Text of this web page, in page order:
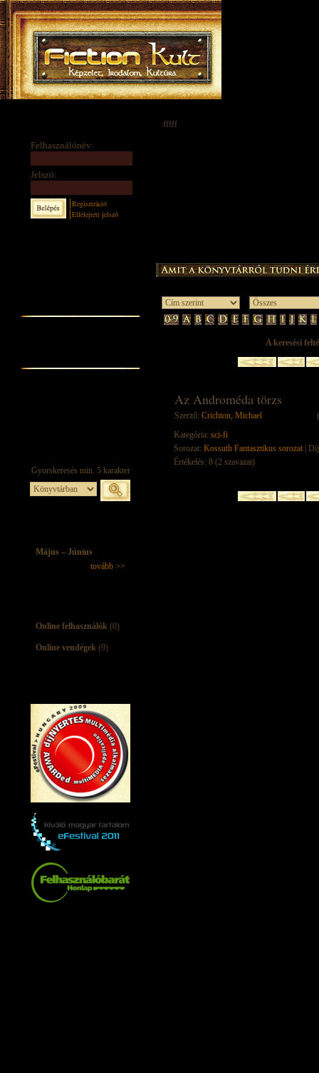
Felhasználónév:
Jelszó:
Regisztráció
Elfelejtett jelszó
Május – Június
tovább >>
Online felhasználók (0)
Online vendégek (9)
fffff
A keresési
Az Androméda törzs
Szerző: Crichton, Michael
Kategória: sci-fi
Sorozat: Kossuth Fantasztikus sorozat |
Értékelés: 8 (2 szavazat)